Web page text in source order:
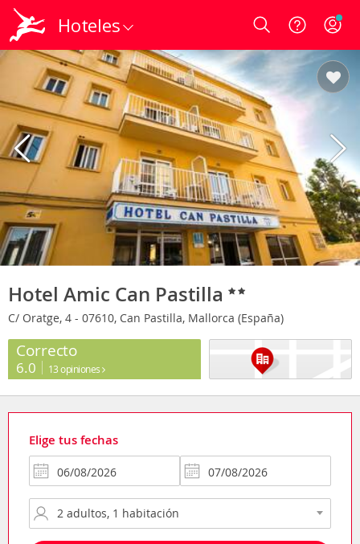
Hoteles Login
Hotel Amic Can Pastilla
C/ Oratge, 4 - 07610, Can Pastilla, Mallorca (España)
Correcto
6.0 13 opiniones
Elige tus fechas